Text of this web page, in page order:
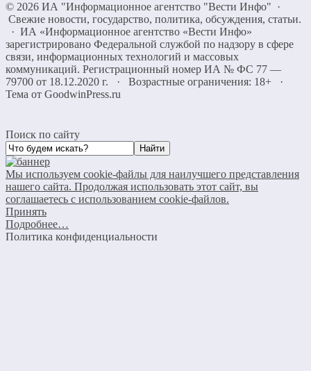
© 2026 ИА "Информационное агентство "Вести Инфо" ·
Свежие новости, государство, политика, обсуждения, статьи.
· ИА «Информационное агентство «Вести Инфо»
зарегистрировано Федеральной службой по надзору в сфере
связи, информационных технологий и массовых
коммуникаций. Регистрационный номер ИА № ФС 77 —
79700 от 18.12.2020 г. · Возрастные ограничения: 18+
·
Тема от GoodwinPress.ru
Поиск по сайту
Мы используем cookie-файлы для наилучшего представления
нашего сайта. Продолжая использовать этот сайт, вы
соглашаетесь с использованием cookie-файлов.
Принять
Подробнее…
Политика конфиденциальности